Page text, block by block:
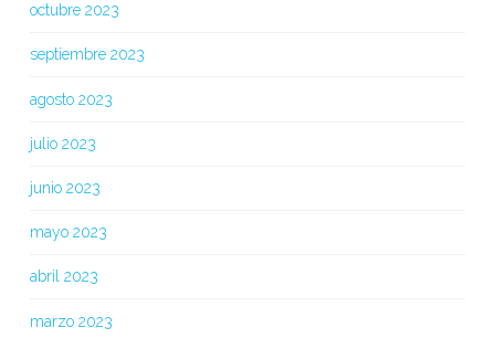
octubre 2023
septiembre 2023
agosto 2023
julio 2023
junio 2023
mayo 2023
abril 2023
marzo 2023